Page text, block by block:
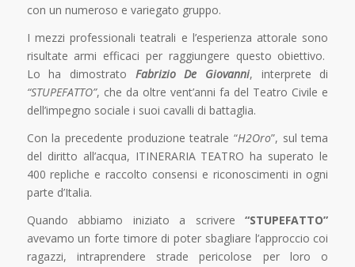
con un numeroso e variegato gruppo.
I mezzi professionali teatrali e l’esperienza attorale sono
risultate armi efficaci per raggiungere questo obiettivo.
Lo ha dimostrato Fabrizio De Giovanni, interprete di
“STUPEFATTO”, che da oltre vent’anni fa del Teatro Civile e
dell’impegno sociale i suoi cavalli di battaglia.
Con la precedente produzione teatrale “H2Oro”, sul tema
del diritto all’acqua, ITINERARIA TEATRO ha superato le
400 repliche e raccolto consensi e riconoscimenti in ogni
parte d’Italia.
Quando abbiamo iniziato a scrivere“STUPEFATTO”
avevamo un forte timore di poter sbagliare l’approccio coi
ragazzi, intraprendere strade pericolose per loro o